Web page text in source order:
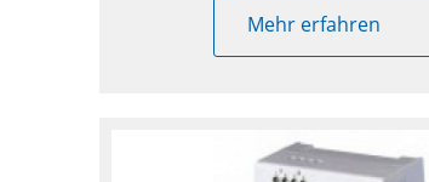
Mehr erfahren